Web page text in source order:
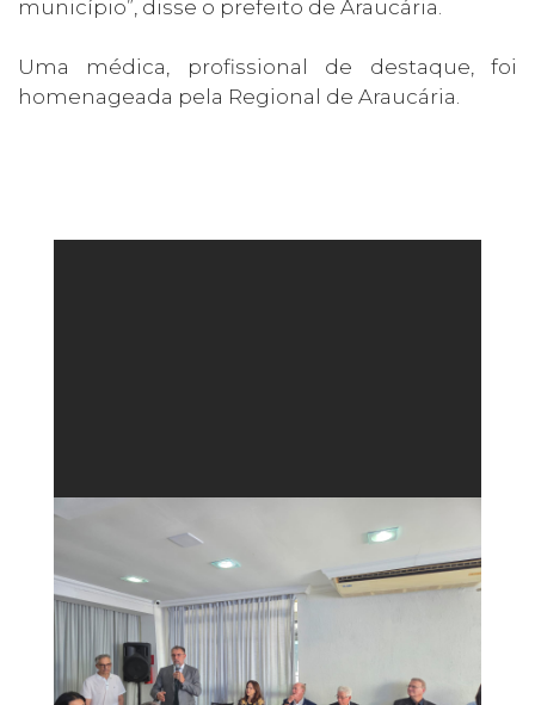
município”, disse o prefeito de Araucária.
Uma médica, profissional de destaque, foi
homenageada pela Regional de Araucária.